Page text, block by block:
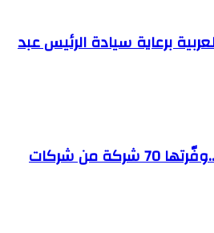
برعاية سيادة الرئيس عبد
فرص تُفتح وأحلام تبدأ..وفّرتها 70 شركة من شركات